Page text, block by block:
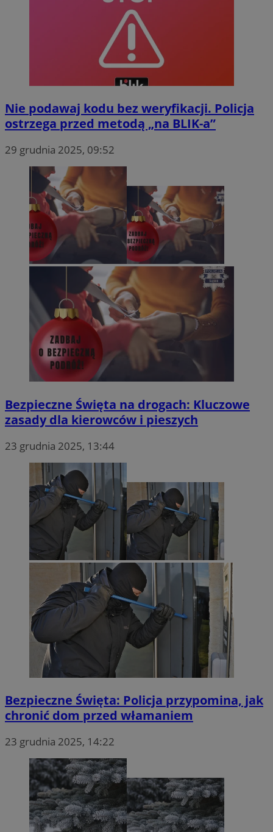
Nie podawaj kodu bez weryfikacji. Policja
ostrzega przed metodą „na BLIK-a”
29 grudnia 2025, 09:52
Bezpieczne Święta na drogach: Kluczowe
zasady dla kierowców i pieszych
23 grudnia 2025, 13:44
Bezpieczne Święta: Policja przypomina, jak
chronić dom przed włamaniem
23 grudnia 2025, 14:22